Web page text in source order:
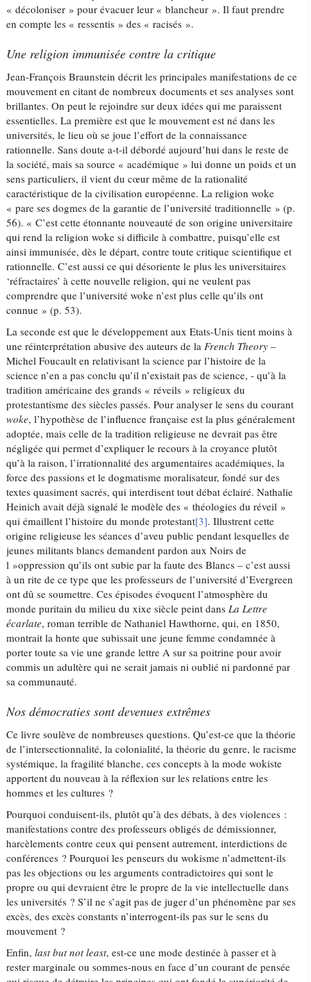
« décoloniser » pour évacuer leur « blancheur ». Il faut prendre
en compte les « ressentis » des « racisés ».
Une religion immunisée contre la critique
Jean-François Braunstein décrit les principales manifestations de ce
mouvement en citant de nombreux documents et ses analyses sont
brillantes. On peut le rejoindre sur deux idées qui me paraissent
essentielles. La première est que le mouvement est né dans les
universités, le lieu où se joue l’effort de la connaissance
rationnelle. Sans doute a-t-il débordé aujourd’hui dans le reste de
la société, mais sa source « académique » lui donne un poids et un
sens particuliers, il vient du cœur même de la rationalité
caractéristique de la civilisation européenne. La religion woke
« pare ses dogmes de la garantie de l’université traditionnelle » (p.
56). « C’est cette étonnante nouveauté de son origine universitaire
qui rend la religion woke si difficile à combattre, puisqu’elle est
ainsi immunisée, dès le départ, contre toute critique scientifique et
rationnelle. C’est aussi ce qui désoriente le plus les universitaires
‘réfractaires’ à cette nouvelle religion, qui ne veulent pas
comprendre que l’université woke n’est plus celle qu’ils ont
connue » (p. 53).
La seconde est que le développement aux Etats-Unis tient moins à
une réinterprétation abusive des auteurs de la French Theory –
Michel Foucault en relativisant la science par l’histoire de la
science n’en a pas conclu qu’il n’existait pas de science, - qu’à la
tradition américaine des grands « réveils » religieux du
protestantisme des siècles passés. Pour analyser le sens du courant
woke, l’hypothèse de l’influence française est la plus généralement
adoptée, mais celle de la tradition religieuse ne devrait pas être
négligée qui permet d’expliquer le recours à la croyance plutôt
qu’à la raison, l’irrationnalité des argumentaires académiques, la
force des passions et le dogmatisme moralisateur, fondé sur des
textes quasiment sacrés, qui interdisent tout débat éclairé. Nathalie
Heinich avait déjà signalé le modèle des « théologies du réveil »
qui émaillent l’histoire du monde protestant[3]. Illustrent cette
origine religieuse les séances d’aveu public pendant lesquelles de
jeunes militants blancs demandent pardon aux Noirs de
l »oppression qu’ils ont subie par la faute des Blancs – c’est aussi
à un rite de ce type que les professeurs de l’université d’Evergreen
ont dû se soumettre. Ces épisodes évoquent l’atmosphère du
monde puritain du milieu du xixe siècle peint dansLa Lettre
écarlate, roman terrible de Nathaniel Hawthorne, qui, en 1850,
montrait la honte que subissait une jeune femme condamnée à
porter toute sa vie une grande lettre A sur sa poitrine pour avoir
commis un adultère qui ne serait jamais ni oublié ni pardonné par
sa communauté.
Nos démocraties sont devenues extrêmes
Ce livre soulève de nombreuses questions. Qu’est-ce que la théorie
de l’intersectionnalité, la colonialité, la théorie du genre, le racisme
systémique, la fragilité blanche, ces concepts à la mode wokiste
apportent du nouveau à la réflexion sur les relations entre les
hommes et les cultures ?
Pourquoi conduisent-ils, plutôt qu’à des débats, à des violences :
manifestations contre des professeurs obligés de démissionner,
harcèlements contre ceux qui pensent autrement, interdictions de
conférences ? Pourquoi les penseurs du wokisme n’admettent-ils
pas les objections ou les arguments contradictoires qui sont le
propre ou qui devraient être le propre de la vie intellectuelle dans
les universités ? S’il ne s’agit pas de juger d’un phénomène par ses
excès, des excès constants n’interrogent-ils pas sur le sens du
mouvement ?
Enfin,last but not least, est-ce une mode destinée à passer et à
rester marginale ou sommes-nous en face d’un courant de pensée